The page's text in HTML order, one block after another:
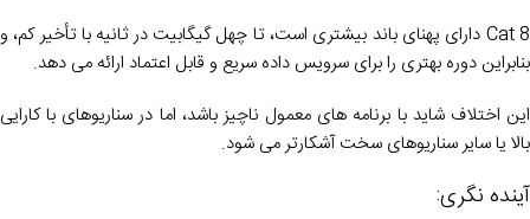
Cat 8 دارای پهنای باند بیشتری است، تا چهل گیگابیت در ثانیه با تأخیر کم، و
بنابراین دوره بهتری را برای سرویس داده سریع و قابل اعتماد ارائه می دهد.
این اختلاف شاید با برنامه های معمول ناچیز باشد، اما در سناریوهای با کارایی
بالا یا سایر سناریوهای سخت آشکارتر می شود.
آینده نگری: